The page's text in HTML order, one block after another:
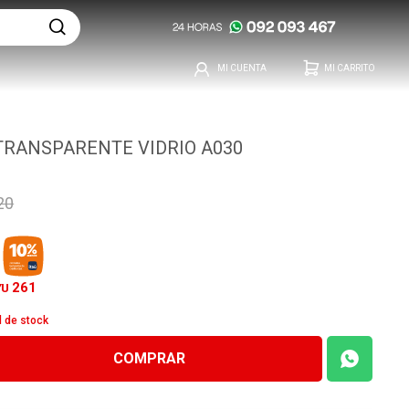
VIDRIO A030
261
de stock
COMPRAR